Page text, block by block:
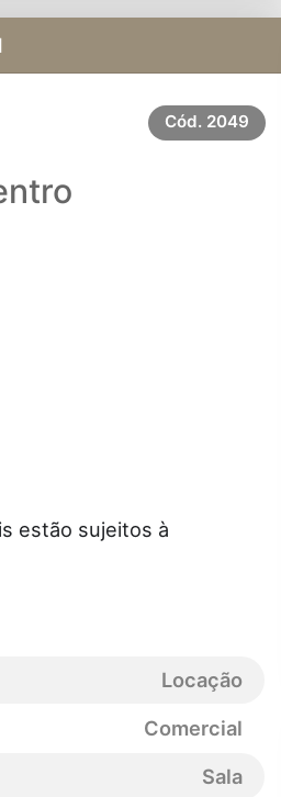
Cód. 2049
estão sujeitos à
Locação
Comercial
Sala